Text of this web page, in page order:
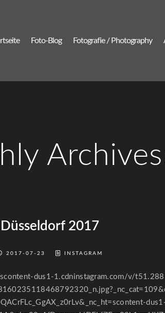
Foto-Blog Fotografie / Photography
2017
2017-07-23 INSTAGRAM
dus1-1.cdninstagram.com/v/